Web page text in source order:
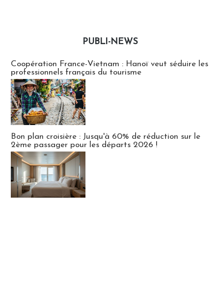
PUBLI-NEWS
Coopération France-Vietnam : Hanoï veut séduire les
professionnels français du tourisme
Bon plan croisière : Jusqu'à 60% de réduction sur le
2ème passager pour les départs 2026 !